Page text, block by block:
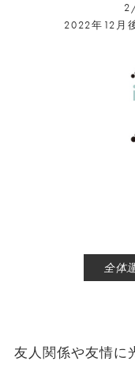
2022年12月
全体
友人関係や友情に